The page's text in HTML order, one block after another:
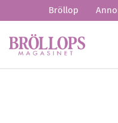
Bröllop